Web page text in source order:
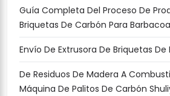
Guía Completa Del Proceso De
Briquetas De Carbón Para Barbacoa
Envío De Extrusora De Briquetas De
De Residuos De Madera A
Máquina De Palitos De Carbón